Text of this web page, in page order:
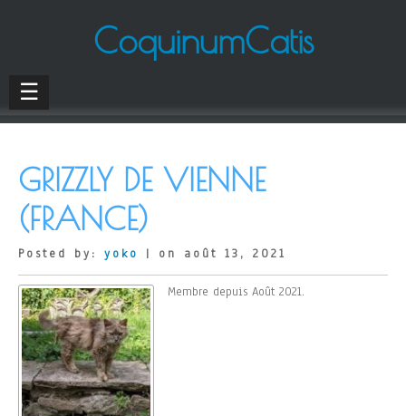
CoquinumCatis
☰
GRIZZLY DE VIENNE
(FRANCE)
Posted by: yoko | on août 13, 2021
Membre depuis Août 2021.